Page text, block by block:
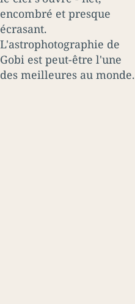
encombré et presque
écrasant.
L'astrophotographie de
Gobi est peut-être l'une
des meilleures au monde.